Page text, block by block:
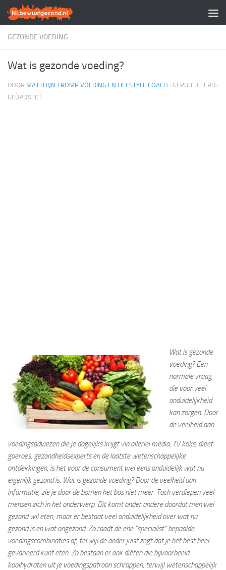
Doorgaan naar inhoud
GEZONDE VOEDING
Wat is gezonde voeding?
DOOR MATTHIJN TROMP VOEDING EN LIFESTYLE COACH · GEPUBLICEERD ·
GEÜPDATET
Wat is gezonde
voeding? Een
normale vraag,
die voor veel
onduidelijkheid
kan zorgen. Door
de veelheid aan
voedingsadviezen die je dagelijks krijgt via allerlei media, TV koks, dieet
goeroes, gezondheidsexperts en de laatste wetenschappelijke
ontdekkingen, is het voor de consument wel eens onduidelijk wat nu
eigenlijk gezond is. Wat is gezonde voeding? Door de veelheid aan
informatie, zie je door de bomen het bos niet meer. Toch verdiepen veel
mensen zich in het onderwerp. Dit komt onder andere doordat men wel
gezond wil eten, maar er bestaat veel onduidelijkheid over wat nu
gezond is en wat ongezond. Zo raadt de ene “specialist” bepaalde
voedingscombinaties af, terwijl de ander juist zegt dat je het best heel
gevarieerd kunt eten. Zo bestaan er ook diëten die bijvoorbeeld
koolhydraten uit je voedingspatroon schrappen, terwijl wetenschappelijk